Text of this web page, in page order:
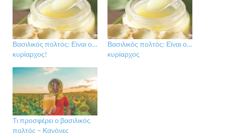
Βασιλικός πολτός: Είναι ο…
κυρίαρχος!
Βασιλικός πολτός: Είναι ο…
κυρίαρχος
Τι προσφέρει ο βασιλικός
πολτός – Κανόνες